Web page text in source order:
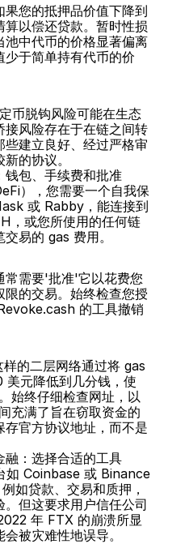
您的抵押品价值下降到
以偿还贷款。暂时性损
池中代币的价格显著偏离
于简单持有代币的价
币脱钩风险可能在生态
接风险存在于在链之间转
建立良好、经过严格审
的协议。
钱包、手续费和批准
），您需要一个自我保
或 Rabby，能连接到
，或您所使用的任何链
易的 gas 费用。
常需要'批准'它以花费您
的交易。始终检查您授
的工具撤销
的二层网络通过将 gas
美元降低到几分钱，使
始终仔细检查网址，以
充满了旨在窃取资金的
官方协议地址，而不是
融：选择合适的工具
如 Coinbase 或 Binance
如贷款、交易和质押，
但这要求用户信任公司
年 FTX 的崩溃所显
被灾难性地误导。